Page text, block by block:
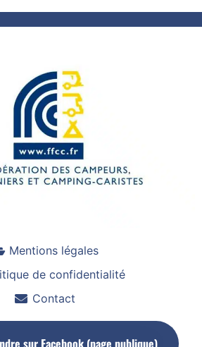
Mentions légales
de confidentialité
Contact
sur Facebook (page publique)